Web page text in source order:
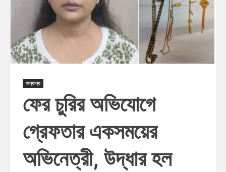
অন্যান্য
ফের চুরির অভিযোগে
গ্রেফতার একসময়ের
অভিনেত্রী, উদ্ধার হল